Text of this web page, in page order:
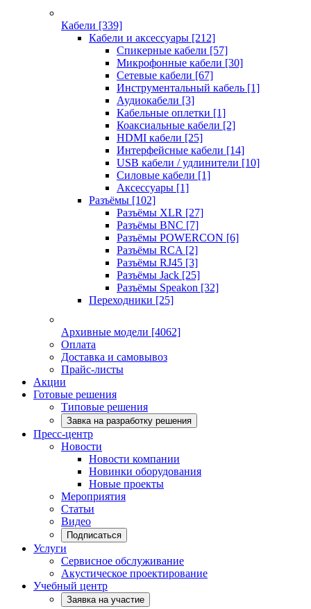
Кабели [339]
Кабели и аксессуары [212]
Спикерные кабели [57]
Микрофонные кабели [30]
Сетевые кабели [67]
Инструментальный кабель [1]
Аудиокабели [3]
Кабельные оплетки [1]
Коаксиальные кабели [2]
HDMI кабели [25]
Интерфейсные кабели [14]
USB кабели / удлинители [10]
Силовые кабели [1]
Аксессуары [1]
Разъёмы [102]
Разъёмы XLR [27]
Разъёмы BNC [7]
Разъёмы POWERCON [6]
Разъёмы RCA [2]
Разъёмы RJ45 [3]
Разъёмы Jack [25]
Разъёмы Speakon [32]
Переходники [25]
Архивные модели [4062]
Оплата
Доставка и самовывоз
Прайс-листы
Акции
Готовые решения
Типовые решения
Завка на разработку решения
Пресс-центр
Новости
Новости компании
Новинки оборудования
Новые проекты
Мероприятия
Статьи
Видео
Подписаться
Услуги
Сервисное обслуживание
Акустическое проектирование
Учебный центр
Заявка на участие